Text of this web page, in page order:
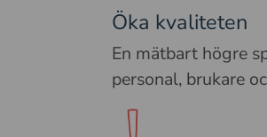
Öka kvaliteten
En mätbart högre
personal, brukare